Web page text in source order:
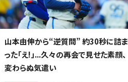
山本由伸から“逆質問” 約30秒に詰ま
った「え!」...久々の再会で見せた素顔、
変わらぬ気遣い